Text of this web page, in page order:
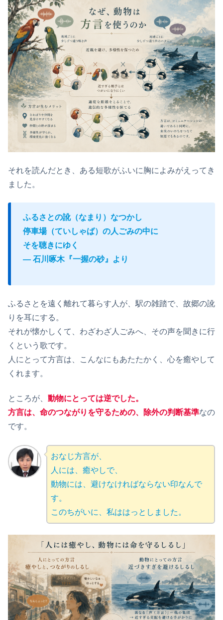
それを読んだとき、ある短歌がふいに胸によみがえってき
ました。
ふるさとの訛（なまり）なつかし
停車場（ていしゃば）の人ごみの中に
そを聴きにゆく
― 石川啄木『一握の砂』より
ふるさとを遠く離れて暮らす人が、駅の雑踏で、故郷の訛
りを耳にする。
それが懐かしくて、わざわざ人ごみへ、その声を聞きに行
くという歌です。
人にとって方言は、こんなにもあたたかく、心を癒やして
くれます。
ところが、 動物にとっては逆でした。
方言は、命のつながりを守るための、除外の判断基準なの
です。
おなじ方言が、
人には、癒やしで、
動物には、避けなければならない印なんで
す。
このちがいに、私ははっとしました。